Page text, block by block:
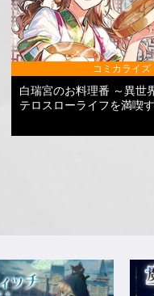
コミカライズ
白瑞宮のお料理番 ～異世
テロスローライフを満喫